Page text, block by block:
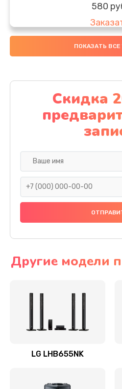
580
Комплексная
Замена
2000
Ремонт платы
Ремонт / замена кнопок,
ПОКАЗАТЬ ВСЕ
Скидка
Другие модели
LG LHB655NK